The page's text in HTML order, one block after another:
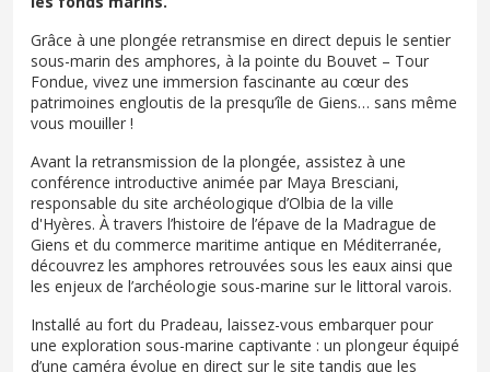
Grâce à une plongée retransmise en direct depuis le sentier
sous-marin des amphores, à la pointe du Bouvet – Tour
Fondue, vivez une immersion fascinante au cœur des
patrimoines engloutis de la presqu’île de Giens… sans même
vous mouiller !
Avant la retransmission de la plongée, assistez à une
conférence introductive animée par Maya Bresciani,
responsable du site archéologique d’Olbia de la ville
d'Hyères. À travers l’histoire de l’épave de la Madrague de
Giens et du commerce maritime antique en Méditerranée,
découvrez les amphores retrouvées sous les eaux ainsi que
les enjeux de l’archéologie sous-marine sur le littoral varois.
Installé au fort du Pradeau, laissez-vous embarquer pour
une exploration sous-marine captivante : un plongeur équipé
d’une caméra évolue en direct sur le site tandis que les